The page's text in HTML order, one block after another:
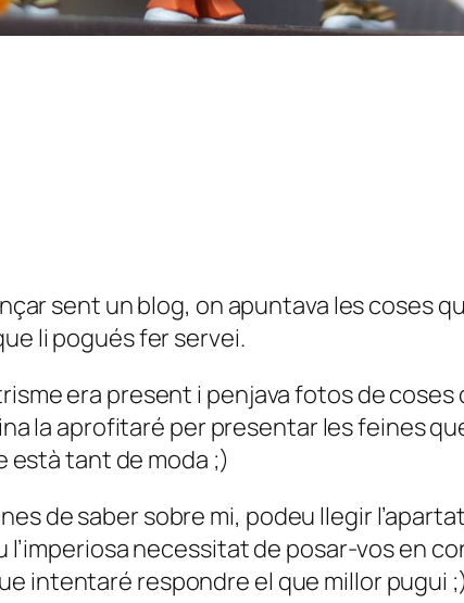
sent un blog, on apuntava les coses
li pogués fer servei.
era present i penjava fotos de coses
la aprofitaré per presentar les feines
està tant de moda ;)
de saber sobre mi, podeu llegir l’apartat
l’imperiosa necessitat de posar-vos en
intentaré respondre el que millor pugui ;)